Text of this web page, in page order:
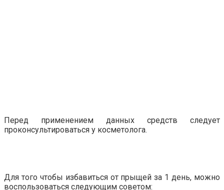
Перед применением данных средств следует
проконсультироваться у косметолога.
Для того чтобы избавиться от прыщей за 1 день, можно
воспользоваться следующим советом: